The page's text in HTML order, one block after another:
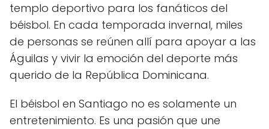
templo deportivo para los fanáticos del
béisbol. En cada temporada invernal, miles
de personas se reúnen allí para apoyar a las
Águilas y vivir la emoción del deporte más
querido de la República Dominicana.
El béisbol en Santiago no es solamente un
entretenimiento. Es una pasión que une